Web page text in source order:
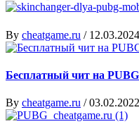
By cheatgame.ru / 12.03.2024
Бесплатный чит на
By cheatgame.ru /03.02.2022